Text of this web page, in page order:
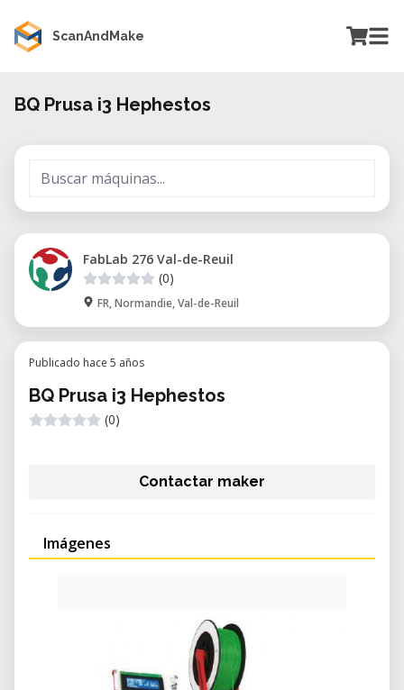
ScanAndMake
BQ Prusa i3 Hephestos
FabLab 276 Val-de-Reuil
(0)
FR, Normandie, Val-de-Reuil
Publicado hace 5 años
BQ Prusa i3 Hephestos
(0)
Contactar maker
Imágenes